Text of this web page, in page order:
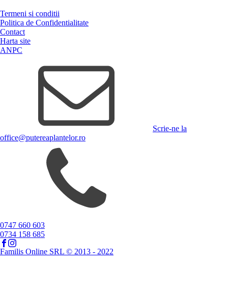
Termeni si conditii
Politica de Confidentialitate
Contact
Harta site
ANPC
Scrie-ne la
office@putereaplantelor.ro
0747 660 603
0734 158 685
Familis Online SRL © 2013 - 2022